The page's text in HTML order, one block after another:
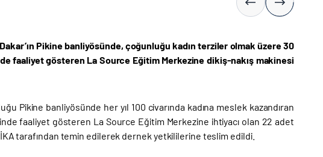
Pikine banliyösünde, çoğunluğu kadın terziler olmak üzere 30
faaliyet gösteren La Source Eğitim Merkezine dikiş-nakış makinesi
Pikine banliyösünde her yıl 100 civarında kadına meslek kazandıran
faaliyet gösteren La Source Eğitim Merkezine ihtiyacı olan 22 adet
tarafından temin edilerek dernek yetkililerine teslim edildi.